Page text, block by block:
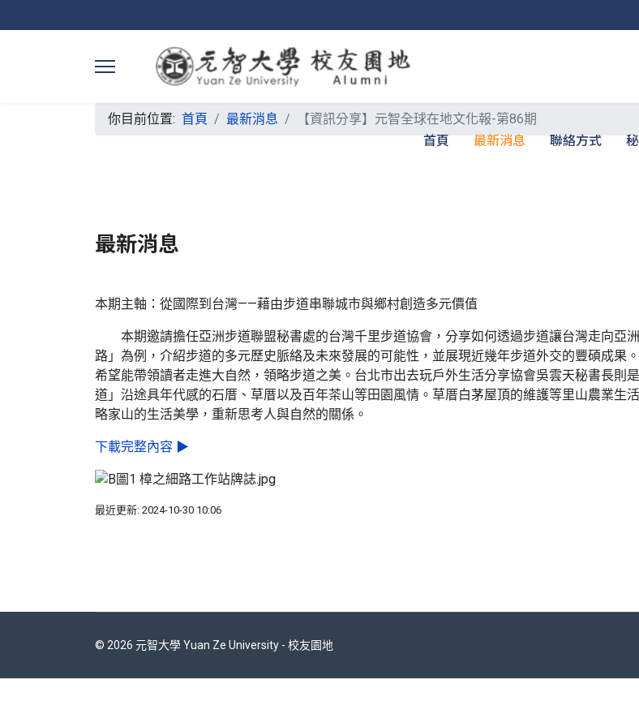
首頁 最新消息 聯絡方式
你目前位置: 首頁 最新消息 【資訊分享】元智全球在地文化報-第86期
最新消息
本期主軸：從國際到台灣——藉由步道串聯城市與鄉村創造多元價值
本期邀請擔任亞洲步道聯盟秘書處的台灣千里步道協會，分享如何透過步道讓台灣走向亞
路」為例，介紹步道的多元歷史脈絡及未來發展的可能性，並展現近幾年步道外交的豐碩成果
希望能帶領讀者走進大自然，領略步道之美。台北市出去玩戶外生活分享協會吳雲天秘書長則
道」沿途具年代感的石厝、草厝以及百年茶山等田園風情。草厝白茅屋頂的維護等里山農業生
略家山的生活美學，重新思考人與自然的關係。
下載完整內容 ▶
最近更新: 2024-10-30 10:06
© 2026 元智大學 Yuan Ze University - 校友園地